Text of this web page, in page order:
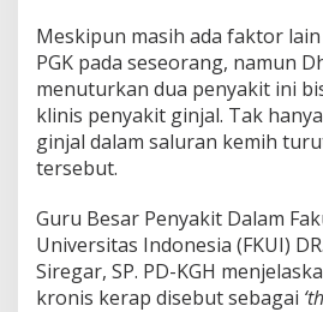
Meskipun masih ada faktor
PGK pada seseorang, namun
menuturkan dua penyakit ini
klinis penyakit ginjal. Tak
ginjal dalam saluran kemih
tersebut.
Guru Besar Penyakit Dalam
Universitas Indonesia (FKUI)
Siregar, SP. PD-KGH
kronis kerap disebut sebagai